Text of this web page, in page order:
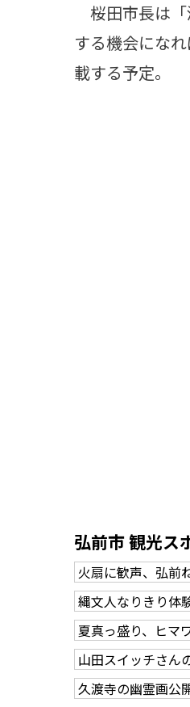
桜田市長は「
する機会にな
載する予定。
弘前市 観光ス
火扇に歓声、弘前
縄文人なりきり体
夏真っ盛り、ヒマ
山田スイッチさ
久渡寺の幽霊画公